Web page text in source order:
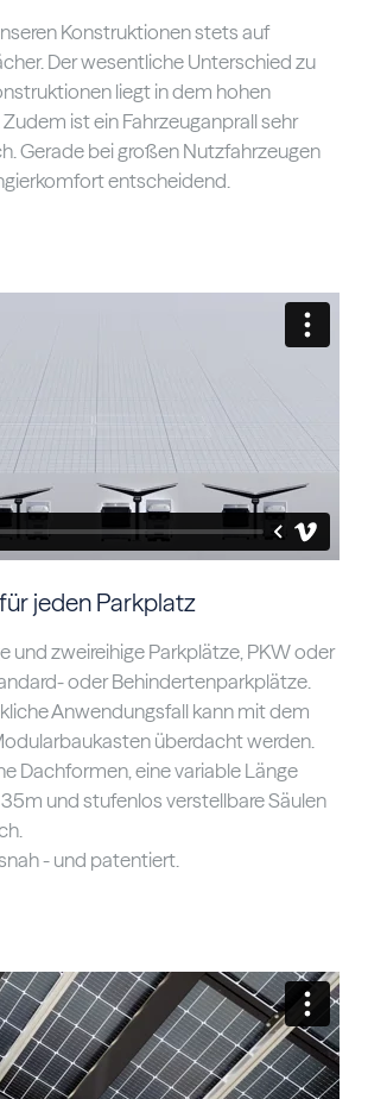
Konstruktionen stets auf
Der wesentliche Unterschied zu
liegt in dem hohen
ist ein Fahrzeuganprall sehr
Gerade bei großen Nutzfahrzeugen
entscheidend.
jeden Parkplatz
und zweireihige Parkplätze, PKW oder
oder Behindertenparkplätze.
Anwendungsfall kann mit dem
überdacht werden.
Dachformen, eine variable Länge
und stufenlos verstellbare Säulen
- und patentiert.